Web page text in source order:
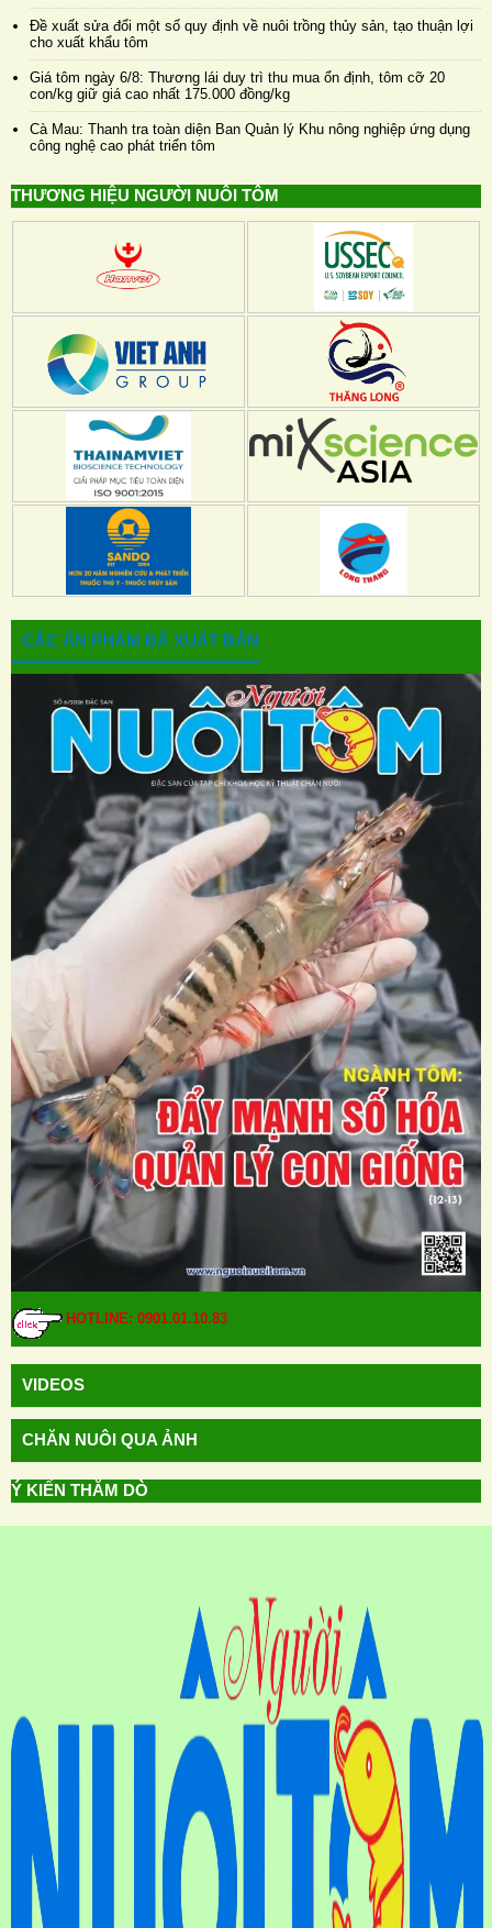
Đề xuất sửa đổi một số quy định về nuôi trồng thủy sản, tạo thuận lợi
cho xuất khẩu tôm
Giá tôm ngày 6/8: Thương lái duy trì thu mua ổn định, tôm cỡ 20
con/kg giữ giá cao nhất 175.000 đồng/kg
Cà Mau: Thanh tra toàn diện Ban Quản lý Khu nông nghiệp ứng dụng
công nghệ cao phát triển tôm
THƯƠNG HIỆU NGƯỜI NUÔI TÔM
CÁC ẤN PHẨM ĐÃ XUẤT BẢN
HOTLINE: 0901.01.10.83
VIDEOS
CHĂN NUÔI QUA ẢNH
Ý KIẾN THĂM DÒ